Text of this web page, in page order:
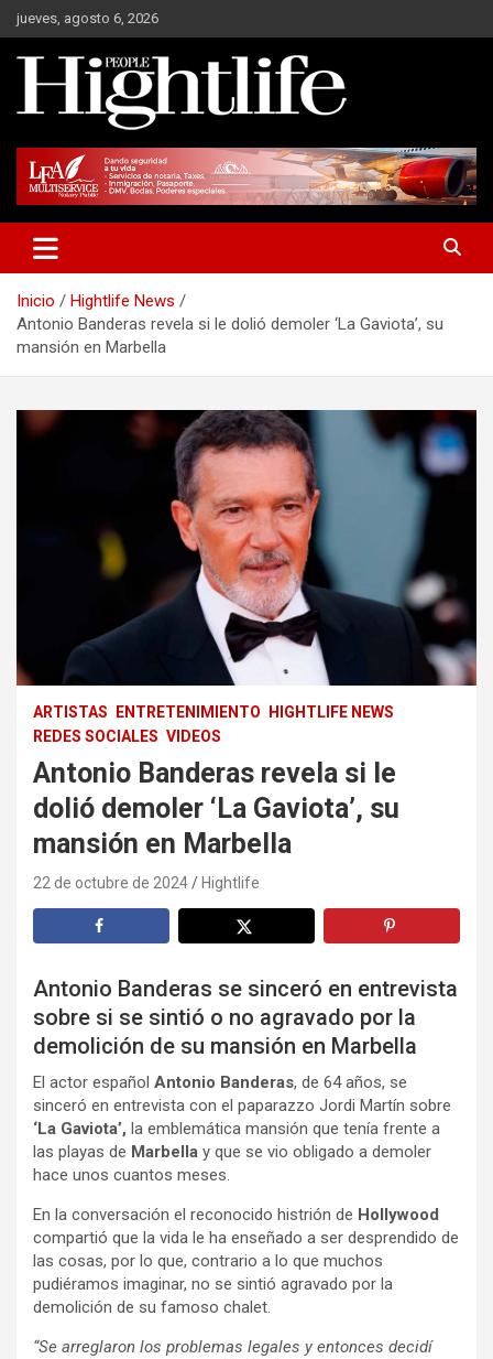
Saltar
al
contenido
jueves, agosto 6, 2026
Hight Life People
Inicio
Hightlife News
Antonio Banderas revela si le dolió demoler ‘La Gaviota’, su
mansión en Marbella
ARTISTAS ENTRETENIMIENTO
HIGHTLIFE NEWS
REDES SOCIALES VIDEOS
Antonio Banderas revela si le
dolió demoler ‘La Gaviota’, su
mansión en Marbella
22 de octubre de 2024 Hightlife
Antonio Banderas se sinceró en entrevista
sobre si se sintió o no agravado por la
demolición de su mansión en Marbella
El actor español Antonio Banderas, de 64 años, se
sinceró en entrevista con el paparazzo Jordi Martín sobre
‘La Gaviota’, la emblemática mansión que tenía frente a
las playas de Marbella y que se vio obligado a demoler
hace unos cuantos meses.
En la conversación el reconocido histrión de Hollywood
compartió que la vida le ha enseñado a ser desprendido de
las cosas, por lo que, contrario a lo que muchos
pudiéramos imaginar, no se sintió agravado por la
demolición de su famoso chalet.
“Se arreglaron los problemas legales y entonces decidí